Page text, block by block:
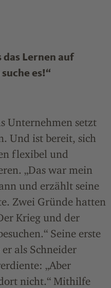
Lernen auf
es!“
Unternehmen setzt
Und ist bereit, sich
flexibel und
„Das war mein
und erzählt seine
Zwei Gründe hatten
Krieg und der
Seine erste
als Schneider
„Aber
nicht.“ Mithilfe